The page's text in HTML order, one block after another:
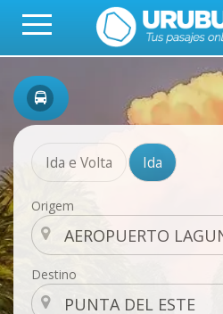
Ida e Volta Ida
Origem
Destino